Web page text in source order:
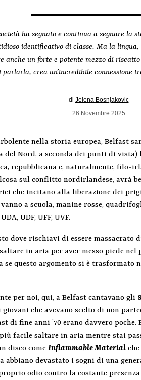
ha segnato e continua a segnare la
identificativo di classe. Ma la
anche un forte e potente mezzo di
crea un’incredibile connessione
di Jelena Bosnjakovic
26 Novembre 2025
nella storia europea, Belfast
del Nord, a seconda dei punti di
repubblicana e, naturalmente, filo-
sul conflitto nordirlandese, avrà
che incitano alla liberazione dei
vanno a scuola, manine rosse,
UDF, UFF, UVF.
dove rischiavi di essere
in aria per aver messo piede
se questo argomento si è
per noi, qui, a Belfast cantavano gli
che avevano scelto di non
di fine anni ’70 erano davvero
facile saltare in aria mentre stai
disco comeInflammable Material
devastato i sogni di una
odio contro la costante